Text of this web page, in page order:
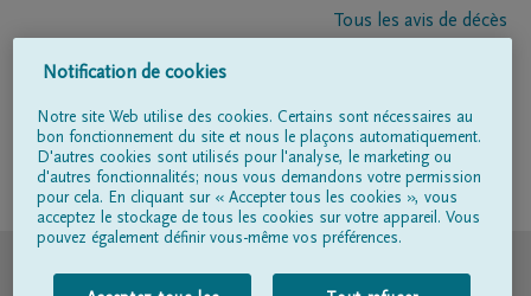
Tous les avis de décès
Entrepreneur de pompes funèbres
Suivez-nous sur
Notification de cookies
Notre site Web utilise des cookies. Certains sont nécessaires au
bon fonctionnement du site et nous le plaçons automatiquement.
D'autres cookies sont utilisés pour l'analyse, le marketing ou
d'autres fonctionnalités; nous vous demandons votre permission
pour cela. En cliquant sur « Accepter tous les cookies », vous
acceptez le stockage de tous les cookies sur votre appareil. Vous
pouvez également définir vous-même vos préférences.